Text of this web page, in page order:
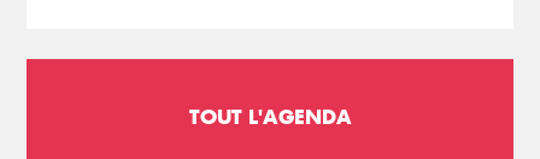
TOUT L'AGENDA